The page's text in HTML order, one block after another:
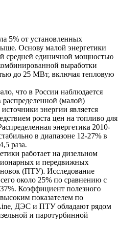
5% от установленных
Основу малой энергетики
средней единичной мощностью
выработки
до 25 МВт, включая тепловую
что в России наблюдается
распределенной (малой)
энергии является
роста цен на топливо для
энергетика 2010-
в диапазоне 12-27% в
раза.
работает на дизельном
и передвижных
(ПТУ). Исследование
около 25% по сравнению с
Коэффициент полезного
показателем по
ДЭС и ПТУ обладают рядом
и паротурбинной